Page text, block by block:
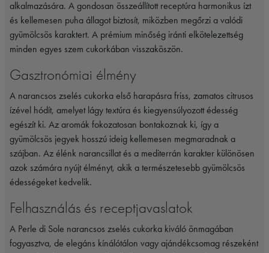
alkalmazására. A gondosan összeállított receptúra harmonikus ízt
és kellemesen puha állagot biztosít, miközben megőrzi a valódi
gyümölcsös karaktert. A prémium minőség iránti elkötelezettség
minden egyes szem cukorkában visszaköszön.
Gasztronómiai élmény
A narancsos zselés cukorka első harapásra friss, zamatos citrusos
ízével hódít, amelyet lágy textúra és kiegyensúlyozott édesség
egészít ki. Az aromák fokozatosan bontakoznak ki, így a
gyümölcsös jegyek hosszú ideig kellemesen megmaradnak a
szájban. Az élénk narancsillat és a mediterrán karakter különösen
azok számára nyújt élményt, akik a természetesebb gyümölcsös
édességeket kedvelik.
Felhasználás és receptjavaslatok
A Perle di Sole narancsos zselés cukorka kiváló önmagában
fogyasztva, de elegáns kínálótálon vagy ajándékcsomag részeként